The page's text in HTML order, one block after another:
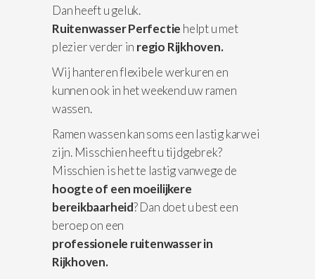
Dan heeft u geluk.
Ruitenwasser Perfectie helpt u met
plezier verder in regio Rijkhoven.
Wij hanteren flexibele werkuren en
kunnen ook in het weekend uw ramen
wassen.
Ramen wassen kan soms een lastig karwei
zijn. Misschien heeft u tijdgebrek?
Misschien is het te lastig vanwege de
hoogte of een moeilijkere
bereikbaarheid? Dan doet u best een
beroep on een
professionele ruitenwasser in
Rijkhoven.